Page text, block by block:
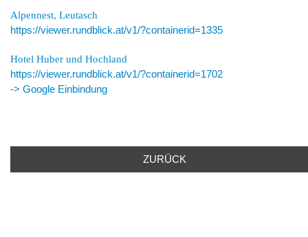
Alpennest, Leutasch
https://viewer.rundblick.at/v1/?containerid=1335
Hotel Huber und Hochland
https://viewer.rundblick.at/v1/?containerid=1702
-> Google Einbindung
ZURÜCK